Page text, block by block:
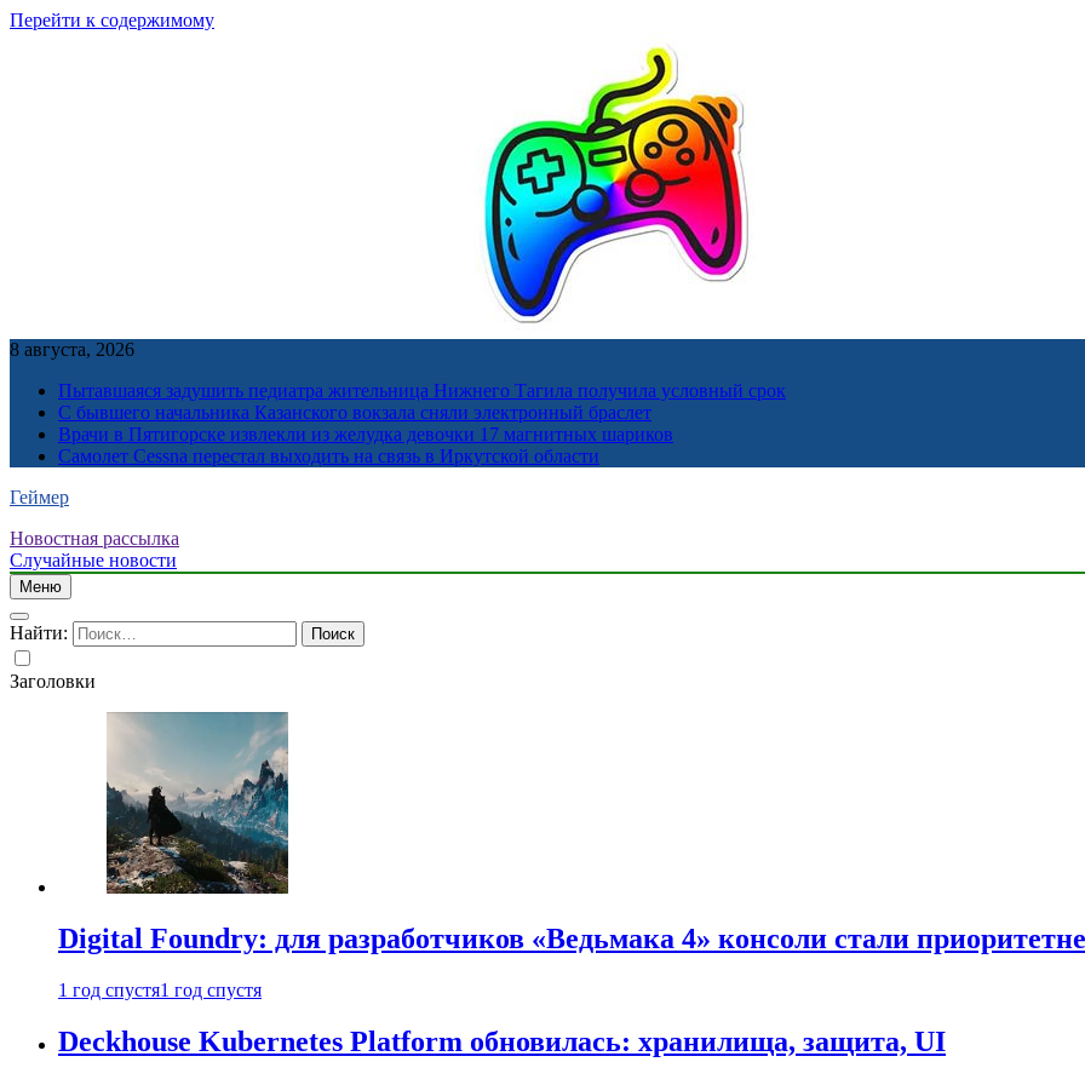
Перейти к содержимому
8 августа, 2026
Пытавшаяся задушить педиатра жительница Нижнего Тагила получила условный срок
С бывшего начальника Казанского вокзала сняли электронный браслет
Врачи в Пятигорске извлекли из желудка девочки 17 магнитных шариков
Самолет Cessna перестал выходить на связь в Иркутской области
Геймер
Новостная рассылка
Случайные новости
Меню
Найти:
Заголовки
Digital Foundry: для разработчиков «Ведьмака 4» консоли стали
1 год спустя1 год спустя
Deckhouse Kubernetes Platform обновилась: хранилища, защита, UI